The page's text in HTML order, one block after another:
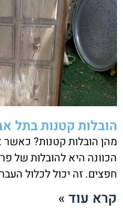
הובלות קטנות בתל
מהן הובלות קטנות? כאשר
הכוונה היא להובלות של
חפצים. זה יכול לכלול
קרא עוד »